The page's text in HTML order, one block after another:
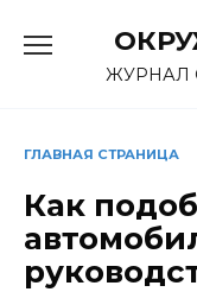
содержаниюЖУРНАЛ
ГЛАВНАЯ СТРАНИЦА
Как